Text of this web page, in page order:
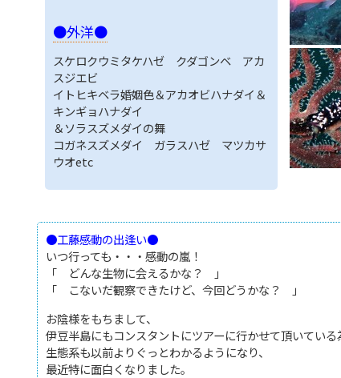
●外洋●
スケロクウミタケハゼ クダゴンベ アカ
スジエビ
イトヒキベラ婚姻色＆アカオビハナダイ＆
キンギョハナダイ
＆ソラスズメダイの舞
コガネスズメダイ ガラスハゼ マツカサ
ウオetc
●工藤感動の出逢い●
いつ行っても・・・感動の嵐！
「 どんな生物に会えるかな？ 」
「 こないだ観察できたけど、今回どうかな？ 」
お陰様をもちまして、
伊豆半島にもコンスタントにツアーに行かせて頂いている
生態系も以前よりぐっとわかるようになり、
最近特に面白くなりました。